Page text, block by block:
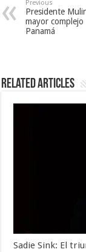
Previous
Presidente
mayor
Panamá
Related Articles
Sadie Sink: El